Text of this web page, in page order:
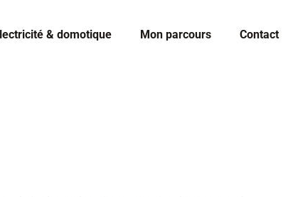
& domotique Mon parcours Contact